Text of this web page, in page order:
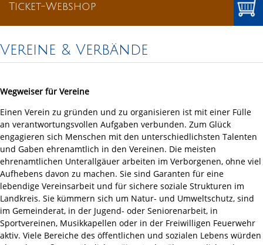
Ticket-Webshop
Vereine & Verbände
Wegweiser für Vereine
Einen Verein zu gründen und zu organisieren ist mit einer Fülle
an verantwortungsvollen Aufgaben verbunden. Zum Glück
engagieren sich Menschen mit den unterschiedlichsten Talenten
und Gaben ehrenamtlich in den Vereinen. Die meisten
ehrenamtlichen Unterallgäuer arbeiten im Verborgenen, ohne viel
Aufhebens davon zu machen. Sie sind Garanten für eine
lebendige Vereinsarbeit und für sichere soziale Strukturen im
Landkreis. Sie kümmern sich um Natur- und Umweltschutz, sind
im Gemeinderat, in der Jugend- oder Seniorenarbeit, in
Sportvereinen, Musikkapellen oder in der Freiwilligen Feuerwehr
aktiv. Viele Bereiche des öffentlichen und sozialen Lebens würden